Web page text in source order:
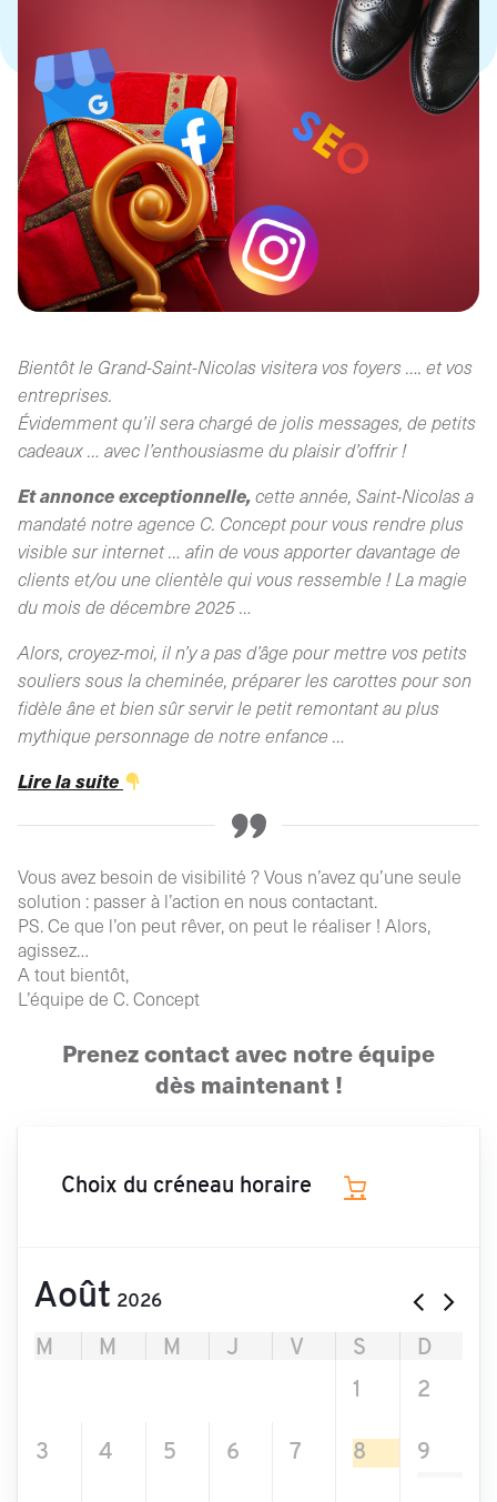
Bientôt le Grand-Saint-Nicolas visitera vos foyers …. et vos
entreprises.
Évidemment qu’il sera chargé de jolis messages, de petits
cadeaux … avec l’enthousiasme du plaisir d’offrir !
Et annonce exceptionnelle,cette année, Saint-Nicolas a
mandaté notre agence C. Concept pour vous rendre plus
visible sur internet … afin de vous apporter davantage de
clients et/ou une clientèle qui vous ressemble ! La magie
du mois de décembre 2025 …
Alors, croyez-moi, il n’y a pas d’âge pour mettre vos petits
souliers sous la cheminée, préparer les carottes pour son
fidèle âne et bien sûr servir le petit remontant au plus
mythique personnage de notre enfance …
Lire la suite
Vous avez besoin de visibilité ? Vous n’avez qu’une seule
solution : passer à l’action en nous contactant.
PS. Ce que l’on peut rêver, on peut le réaliser ! Alors,
agissez…
A tout bientôt,
L’équipe de C. Concept
Prenez contact avec notre équipe
dès maintenant !
Choix du créneau horaire
Août 2026
M M M J V S
D
1 2
3 4 5 6 7 8 9